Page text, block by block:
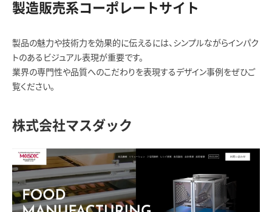
製造販売系コーポレートサイト
製品の魅力や技術力を効果的に伝えるには、シンプルながらインパク
トのあるビジュアル表現が重要です。
業界の専門性や品質へのこだわりを表現するデザイン事例をぜひご
覧ください。
株式会社マスダック